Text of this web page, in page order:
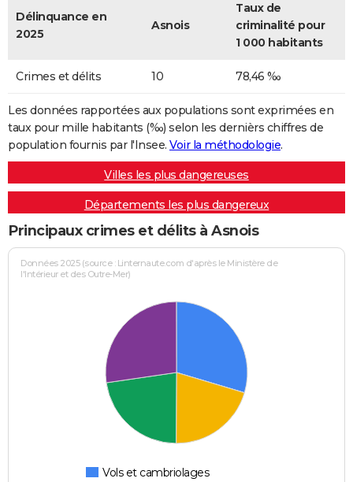
Délinquance en
2025
Asnois
Taux de
criminalité pour
1 000 habitants
Crimes et délits 10 78,46 ‰
Les données rapportées aux populations sont exprimées en
taux pour mille habitants (‰) selon les dernièrs chiffres de
population fournis par l'Insee. Voir la méthodologie.
Villes les plus dangereuses
Départements les plus dangereux
Principaux crimes et délits à Asnois
Données 2025 (source : Linternaute.com d'après le Ministère de
l'Intérieur et des Outre-Mer)
Vols et cambriolages